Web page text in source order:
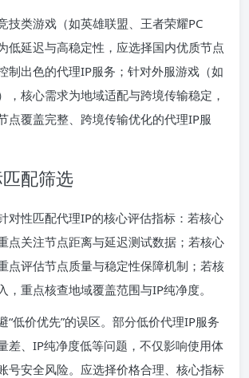
技类游戏（如英雄联盟、王者荣耀PC
低延迟与高稳定性，应选择国内优质节点
制出色的代理IP服务；针对外服游戏（如
，核心需求为地域适配与跨境传输稳定，
点覆盖完整、跨境传输优化的代理IP服
配筛选
对性匹配代理IP的核心评估指标：若核心
点关注节点距离与延迟测试数据；若核心
点评估节点质量与稳定性保障机制；若核
，重点核查地域覆盖范围与IP纯净度。
“低价优先”的误区。部分低价代理IP服务
差、IP纯净度低等问题，不仅影响使用体
号安全风险。应选择价格合理、核心指标